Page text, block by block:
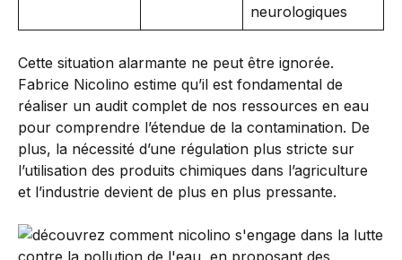
neurologiques
Cette situation alarmante ne peut être ignorée.
Fabrice Nicolino estime qu’il est fondamental de
réaliser un audit complet de nos ressources en eau
pour comprendre l’étendue de la contamination. De
plus, la nécessité d’une régulation plus stricte sur
l’utilisation des produits chimiques dans l’agriculture
et l’industrie devient de plus en plus pressante.